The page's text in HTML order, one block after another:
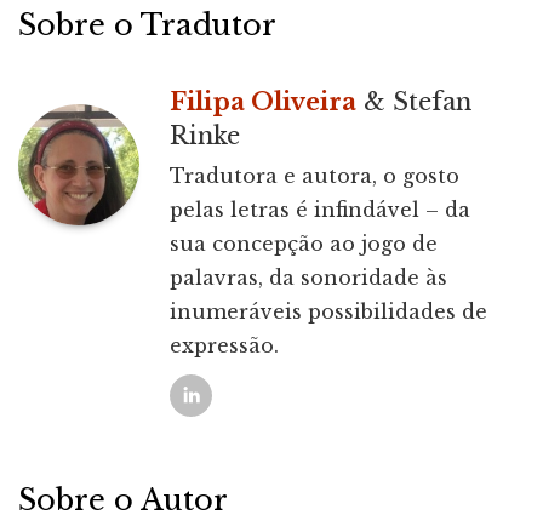
Sobre o Tradutor
Filipa Oliveira & Stefan
Rinke
Tradutora e autora, o gosto
pelas letras é infindável – da
sua concepção ao jogo de
palavras, da sonoridade às
inumeráveis possibilidades de
expressão.
Sobre o Autor